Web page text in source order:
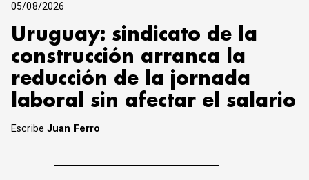
05/08/2026
Uruguay: sindicato de la
construcción arranca la
reducción de la jornada
laboral sin afectar el salario
EscribeJuan Ferro